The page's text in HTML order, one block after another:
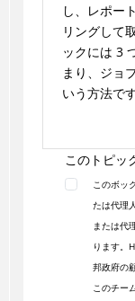
し、レポー
リングして
ックには 3
まり、ジョ
いう方法です
このトピッ
このボッ
たは代理
または代
ります。
邦政府の
このチー